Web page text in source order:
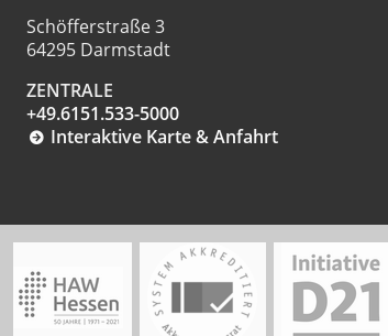
Schöfferstraße 3
64295 Darmstadt
ZENTRALE
+49.6151.533-5000
Interaktive Karte & Anfahrt